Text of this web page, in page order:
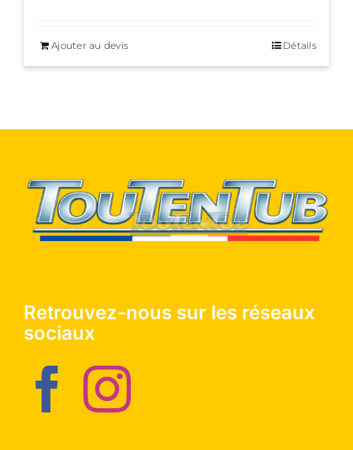
Ajouter au devis Détails
Retrouvez-nous sur les réseaux
sociaux